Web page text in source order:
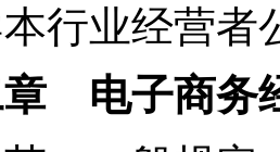
行业经营者
电子商务